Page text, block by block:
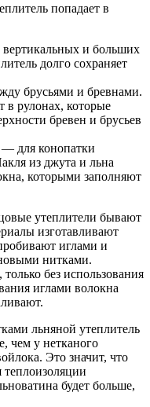
попадает в
и больших
долго сохраняет
брусьями и бревнами.
рулонах, которые
бревен и брусьев
для конопатки
из джута и льна
которыми заполняют
утеплители бывают
изготавливают
иглами и
нитками.
без использования
иглами волокна
льняной утеплитель
чем у нетканого
Это значит, что
теплоизоляции
будет больше,